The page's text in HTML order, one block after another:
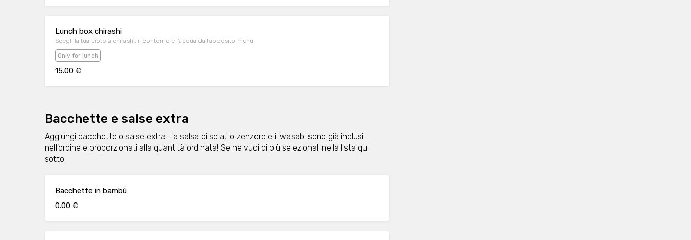
Lunch box chirashi
Scegli la tua ciotola chirashi, il contorno e l'acqua dall'apposito menu
Only for lunch
15.00 €
Bacchette e salse extra
Aggiungi bacchette o salse extra. La salsa di soia, lo zenzero e il wasabi sono già inclusi
nell'ordine e proporzionati alla quantità ordinata! Se ne vuoi di più selezionali nella lista qui
sotto.
Bacchette in bambù
0.00 €